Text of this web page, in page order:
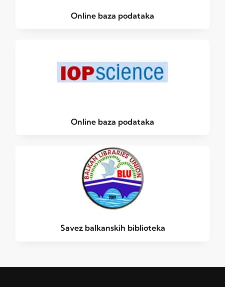
Online baza podataka
Online baza podataka
Savez balkanskih biblioteka